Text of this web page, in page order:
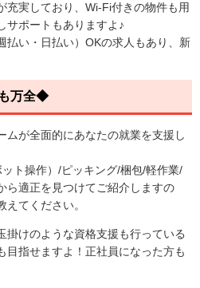
充実しており、Wi-Fi付きの物件も用
サポートもありますよ♪
払い・日払い）OKの求人もあり、新
万全◆
ムが全面的にあなたの就業を支援し
ト操作）/ピッキング/梱包/軽作業/
ら適正を見つけてご紹介しますの
てください。
掛けのような資格支援も行っている
目指せますよ！正社員になった方も